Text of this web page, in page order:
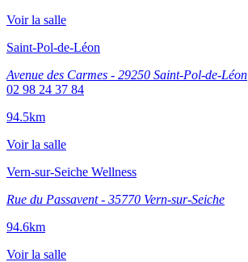
Voir la salle
Saint-Pol-de-Léon
Avenue des Carmes - 29250 Saint-Pol-de-Léon
02 98 24 37 84
94.5km
Voir la salle
Vern-sur-Seiche Wellness
Rue du Passavent - 35770 Vern-sur-Seiche
94.6km
Voir la salle